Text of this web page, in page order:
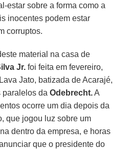
estar sobre a forma como a
inocentes podem estar
corruptos.
material na casa de
Jr. foi feita em fevereiro,
Jato, batizada de Acarajé,
paralelos daOdebrecht.A
ocorre um dia depois da
que jogou luz sobre um
dentro da empresa, e horas
que o presidente do